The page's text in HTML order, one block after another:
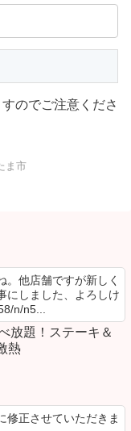
のでご注意くださ
ま市
。他店舗ですが新しく
にしました、よろしけ
n/n5...
放題！ステーキ＆
熱
修正させていただきま